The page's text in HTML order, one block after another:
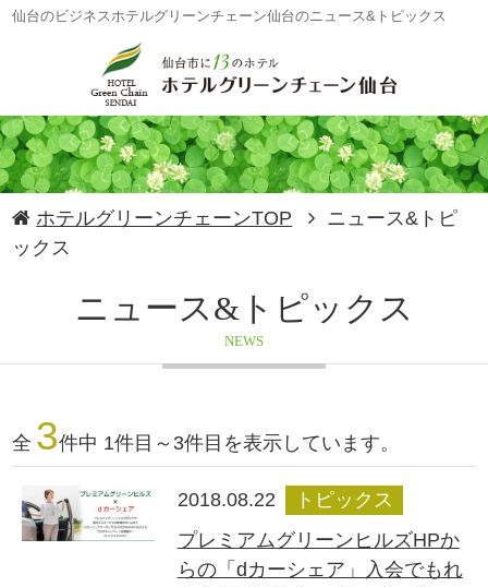
仙台のビジネスホテルグリーンチェーン仙台のニュース&トピックス
ホテルグリーンチェーンTOP
ニュース&トピ
ックス
ニュース&トピックス
NEWS
全 3件中 1件目～3件目を表示しています。
2018.08.22
トピックス
プレミアムグリーンヒルズHPか
らの「dカーシェア」入会でもれ